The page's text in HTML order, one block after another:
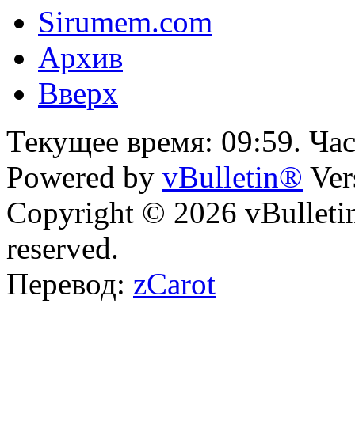
Sirumem.com
Архив
Вверх
Текущее время: 09:59.
Powered by vBulletin®
Copyright © 2026
reserved.
Перевод: zCarot